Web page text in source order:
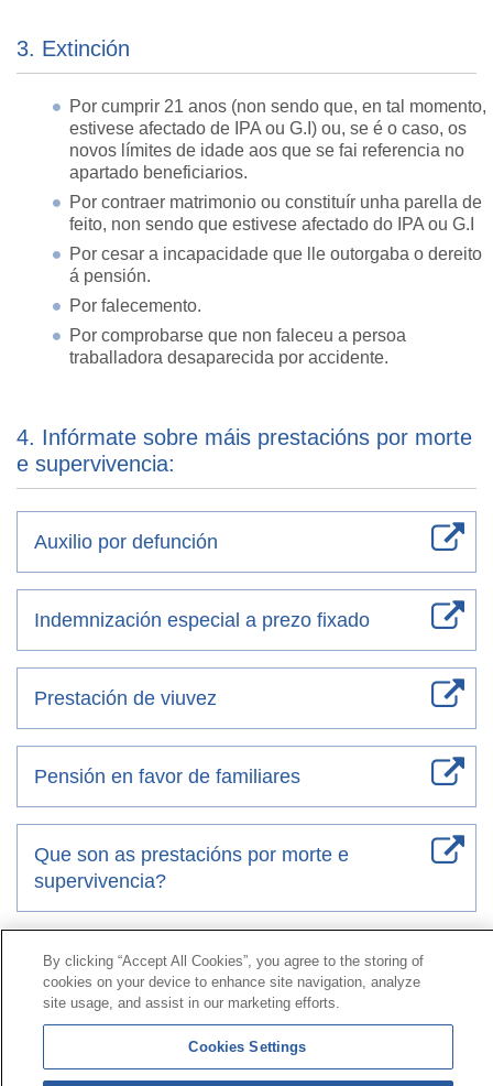
3. Extinción
Por cumprir 21 anos (non sendo que, en tal momento,
estivese afectado de IPA ou G.I) ou, se é o caso, os
novos límites de idade aos que se fai referencia no
apartado beneficiarios.
Por contraer matrimonio ou constituír unha parella de
feito, non sendo que estivese afectado do IPA ou G.I
Por cesar a incapacidade que lle outorgaba o dereito
á pensión.
Por falecemento.
Por comprobarse que non faleceu a persoa
traballadora desaparecida por accidente.
4. Infórmate sobre máis prestacións por morte
e supervivencia:
Auxilio por defunción
Indemnización especial a prezo fixado
Prestación de viuvez
Pensión en favor de familiares
Que son as prestacións por morte e
supervivencia?
Contacto|Perfil do contratante|Reclamacións
Liña Universal 900 203 203|Zona Privada Comisión de
Prestacións Especiais
Zona Privada Provedor Sanitario
© Mutua Universal 2026| Mapa do sitio | Aviso legal |
By clicking “Accept All Cookies”, you agree to the storing of
cookies on your device to enhance site navigation, analyze
site usage, and assist in our marketing efforts.
Cookies Settings